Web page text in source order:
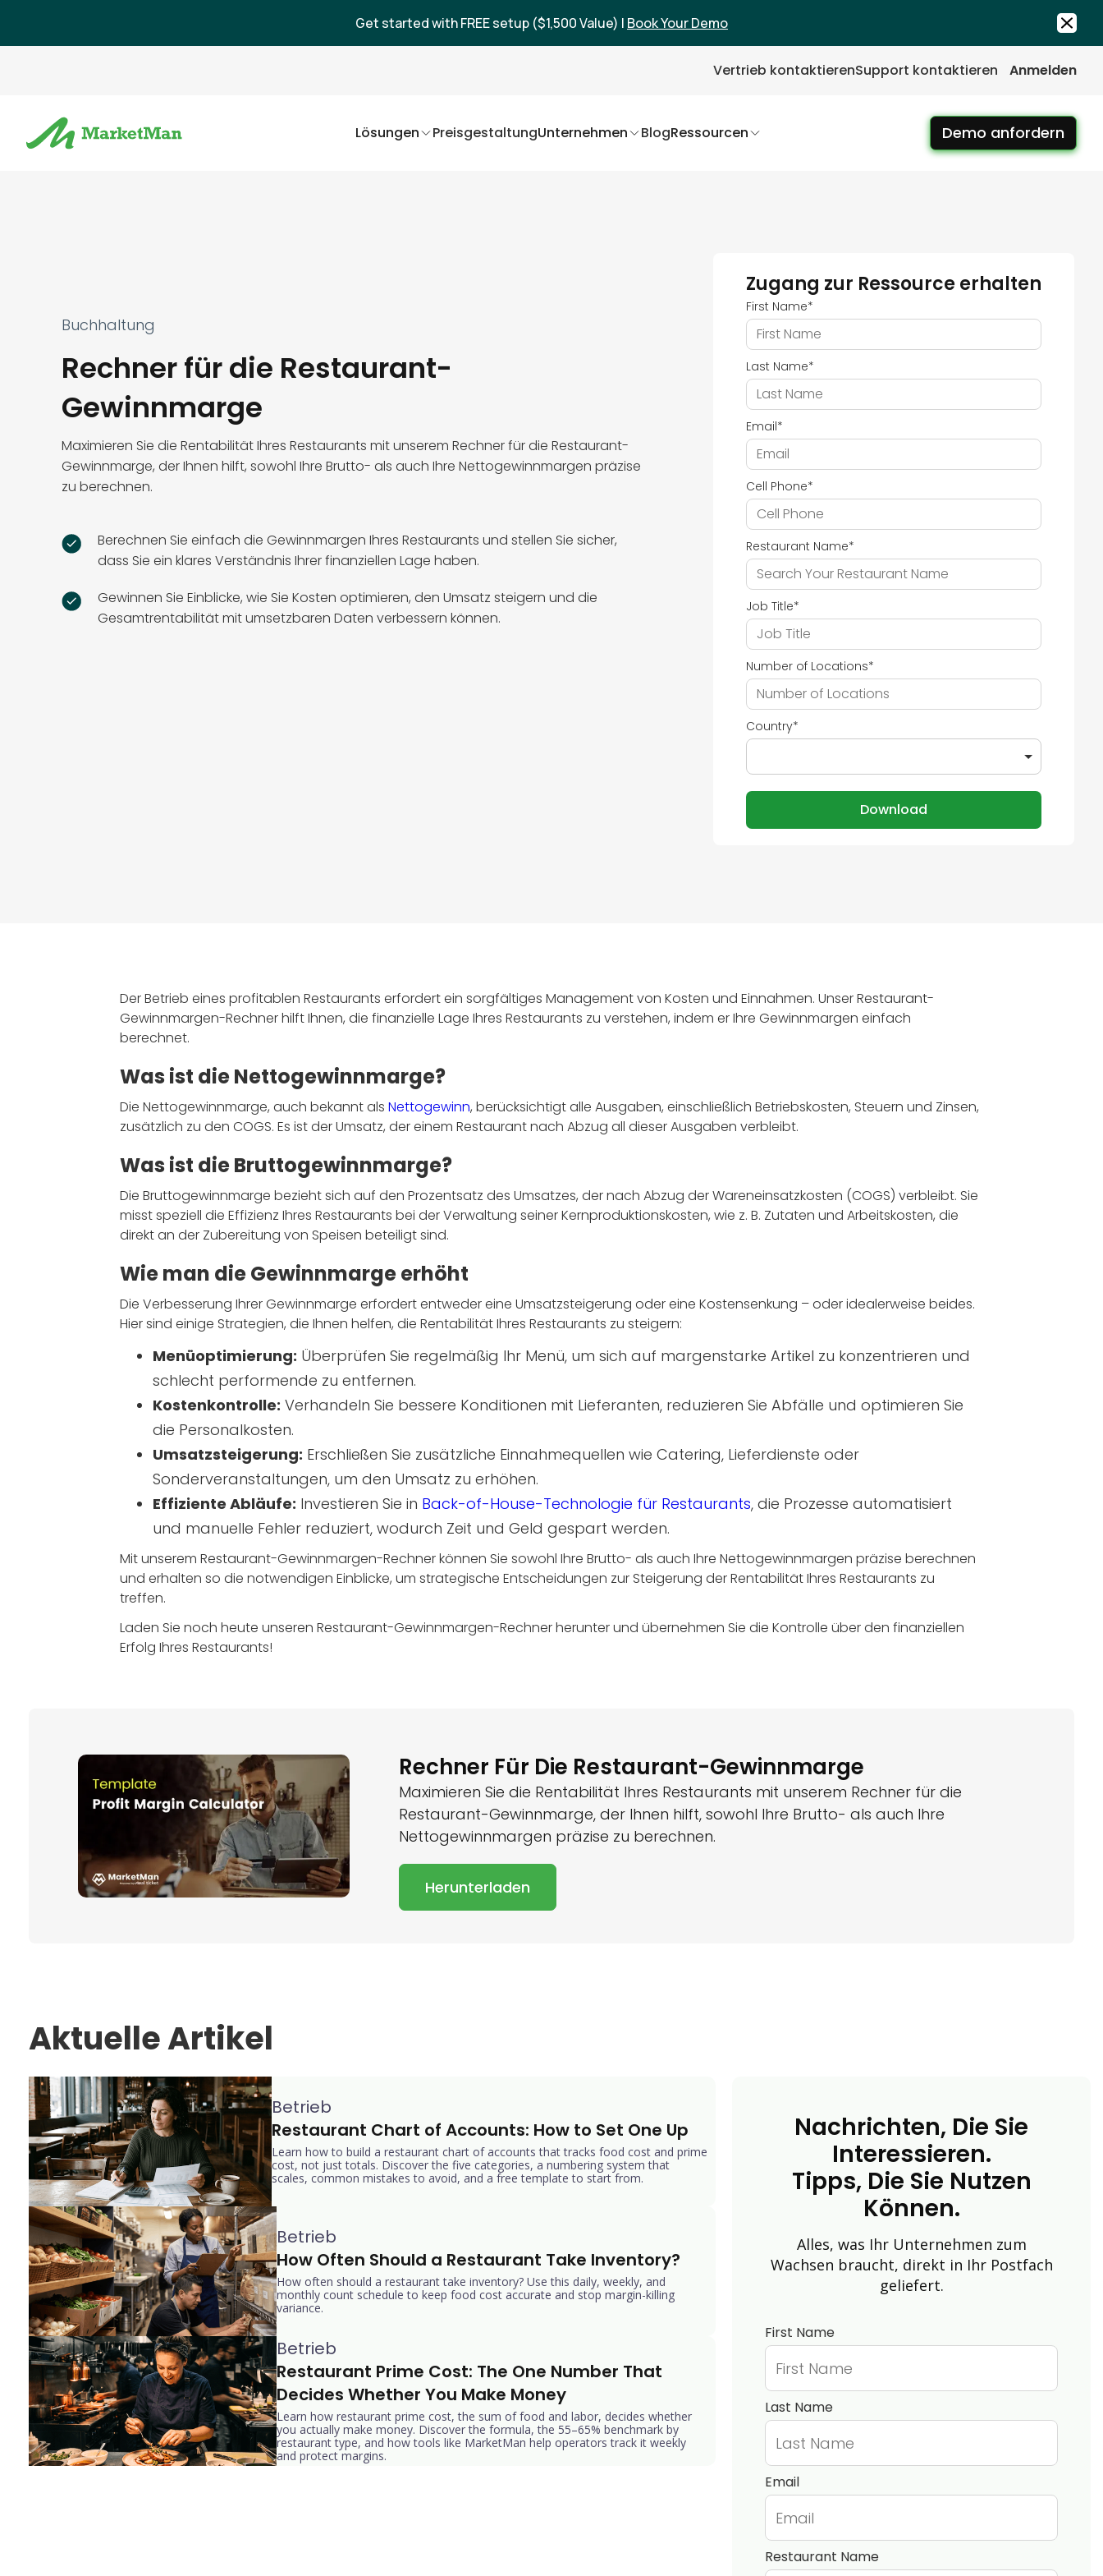
Get started with FREE setup ($1,500 Value) | Book Your Demo
Vertrieb kontaktierenSupport kontaktieren Anmelden
Lösungen PreisgestaltungUnternehmen BlogRessourcen Demo anfordern
Buchhaltung
Rechner für die Restaurant-
Gewinnmarge
Maximieren Sie die Rentabilität Ihres Restaurants mit unserem Rechner für die Restaurant-
Gewinnmarge, der Ihnen hilft, sowohl Ihre Brutto- als auch Ihre Nettogewinnmargen präzise
zu berechnen.
Berechnen Sie einfach die Gewinnmargen Ihres Restaurants und stellen Sie sicher,
dass Sie ein klares Verständnis Ihrer finanziellen Lage haben.
Gewinnen Sie Einblicke, wie Sie Kosten optimieren, den Umsatz steigern und die
Gesamtrentabilität mit umsetzbaren Daten verbessern können.
Zugang zur Ressource erhalten
First Name*
Last Name*
Email*
Cell Phone*
Restaurant Name*
Job Title*
Number of Locations*
Country*
Der Betrieb eines profitablen Restaurants erfordert ein sorgfältiges Management von Kosten und Einnahmen. Unser Restaurant-
Gewinnmargen-Rechner hilft Ihnen, die finanzielle Lage Ihres Restaurants zu verstehen, indem er Ihre Gewinnmargen einfach
berechnet.
Was ist die Nettogewinnmarge?
Die Nettogewinnmarge, auch bekannt alsNettogewinn, berücksichtigt alle Ausgaben, einschließlich Betriebskosten, Steuern und Zinsen,
zusätzlich zu den COGS. Es ist der Umsatz, der einem Restaurant nach Abzug all dieser Ausgaben verbleibt.
Was ist die Bruttogewinnmarge?
Die Bruttogewinnmarge bezieht sich auf den Prozentsatz des Umsatzes, der nach Abzug der Wareneinsatzkosten (COGS) verbleibt. Sie
misst speziell die Effizienz Ihres Restaurants bei der Verwaltung seiner Kernproduktionskosten, wie z. B. Zutaten und Arbeitskosten, die
direkt an der Zubereitung von Speisen beteiligt sind.
Wie man die Gewinnmarge erhöht
Die Verbesserung Ihrer Gewinnmarge erfordert entweder eine Umsatzsteigerung oder eine Kostensenkung – oder idealerweise beides.
Hier sind einige Strategien, die Ihnen helfen, die Rentabilität Ihres Restaurants zu steigern:
Menüoptimierung: Überprüfen Sie regelmäßig Ihr Menü, um sich auf margenstarke Artikel zu konzentrieren und
schlecht performende zu entfernen.
Kostenkontrolle: Verhandeln Sie bessere Konditionen mit Lieferanten, reduzieren Sie Abfälle und optimieren Sie
die Personalkosten.
Umsatzsteigerung: Erschließen Sie zusätzliche Einnahmequellen wie Catering, Lieferdienste oder
Sonderveranstaltungen, um den Umsatz zu erhöhen.
Effiziente Abläufe: Investieren Sie in Back-of-House-Technologie für Restaurants, die Prozesse automatisiert
und manuelle Fehler reduziert, wodurch Zeit und Geld gespart werden.
Mit unserem Restaurant-Gewinnmargen-Rechner können Sie sowohl Ihre Brutto- als auch Ihre Nettogewinnmargen präzise berechnen
und erhalten so die notwendigen Einblicke, um strategische Entscheidungen zur Steigerung der Rentabilität Ihres Restaurants zu
treffen.
Laden Sie noch heute unseren Restaurant-Gewinnmargen-Rechner herunter und übernehmen Sie die Kontrolle über den finanziellen
Erfolg Ihres Restaurants!
Rechner Für Die Restaurant-Gewinnmarge
Maximieren Sie die Rentabilität Ihres Restaurants mit unserem Rechner für die
Restaurant-Gewinnmarge, der Ihnen hilft, sowohl Ihre Brutto- als auch Ihre
Nettogewinnmargen präzise zu berechnen.
Herunterladen
Aktuelle Artikel
Betrieb
Restaurant Chart of Accounts: How to Set One Up
Learn how to build a restaurant chart of accounts that tracks food cost and prime
cost, not just totals. Discover the five categories, a numbering system that
scales, common mistakes to avoid, and a free template to start from.
Betrieb
How Often Should a Restaurant Take Inventory?
How often should a restaurant take inventory? Use this daily, weekly, and
monthly count schedule to keep food cost accurate and stop margin-killing
variance.
Betrieb
Restaurant Prime Cost: The One Number That
Decides Whether You Make Money
Learn how restaurant prime cost, the sum of food and labor, decides whether
you actually make money. Discover the formula, the 55–65% benchmark by
restaurant type, and how tools like MarketMan help operators track it weekly
and protect margins.
Nachrichten, Die Sie
Interessieren.
Tipps, Die Sie Nutzen
Können.
Alles, was Ihr Unternehmen zum
Wachsen braucht, direkt in Ihr Postfach
geliefert.
First Name
Last Name
Email
Restaurant Name